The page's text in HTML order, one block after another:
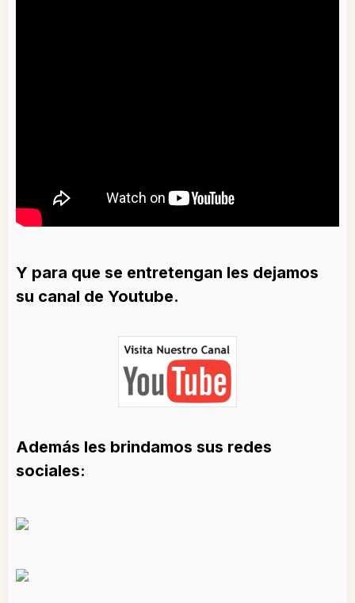
Y para que se entretengan les dejamos
su canal de Youtube.
Además les brindamos sus redes
sociales: